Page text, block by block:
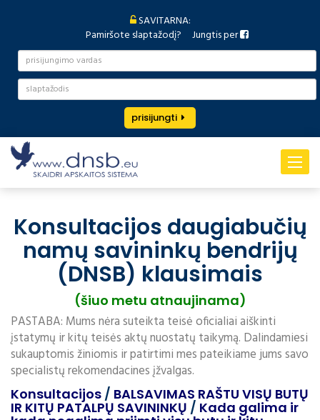
SAVITARNA:
Pamiršote slaptažodį?
Jungtis per
prisijungti
Toggle
Konsultacijos daugiabučių
namų savininkų bendrijų
(DNSB) klausimais
(šiuo metu atnaujinama)
PASTABA: Mums nėra suteikta teisė oficialiai aiškinti
įstatymų ir kitų teisės aktų nuostatų taikymą. Dalindamiesi
sukauptomis žiniomis ir patirtimi mes pateikiame jums savo
specialistų rekomendacines įžvalgas.
Konsultacijos / BALSAVIMAS RAŠTU VISŲ BUTŲ
IR KITŲ PATALPŲ SAVININKŲ / Kada galima ir